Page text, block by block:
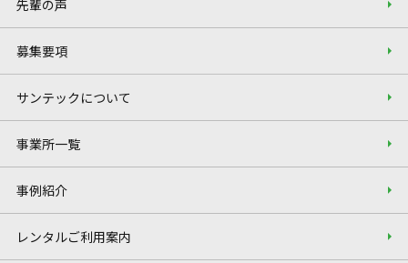
先輩の声
募集要項
サンテックについて
事業所一覧
事例紹介
レンタルご利用案内